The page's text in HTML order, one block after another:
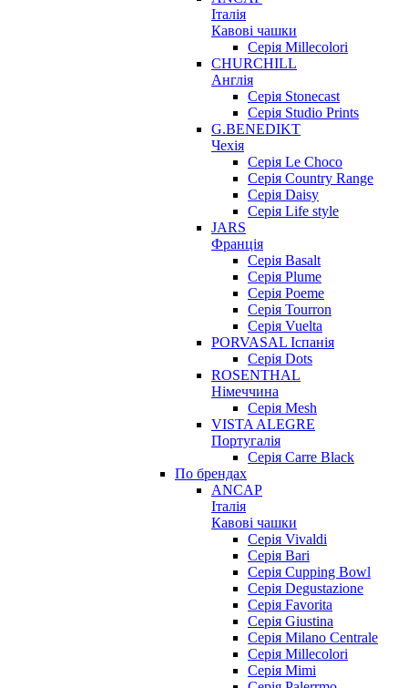
Італія
Кавові чашки
Серія Millecolori
CHURCHILL
Англія
Серія Stonecast
Серія Studio Prints
G.BENEDIKT
Чехія
Cерія Le Choco
Серія Country Range
Серія Daisy
Серія Life style
JARS
Франція
Серія Basalt
Серія Plume
Серія Poeme
Серія Tourron
Серія Vuelta
PORVASAL Іспанія
Серія Dots
ROSENTHAL
Німеччина
Серія Mesh
VISTA ALEGRE
Португалія
Серія Carre Black
По брендах
ANCAP
Італія
Кавові чашки
Cерія Vivaldi
Серія Bari
Серія Cupping Bowl
Серія Degustazione
Серія Favorita
Серія Giustina
Серія Milano Centrale
Серія Millecolori
Серія Mimi